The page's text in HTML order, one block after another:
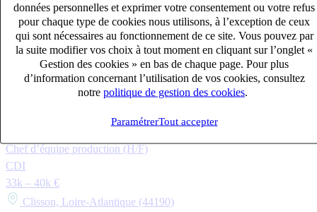
données personnelles et exprimer votre consentement ou votre refus
pour chaque type de cookies nous utilisons, à l’exception de ceux
qui sont nécessaires au fonctionnement de ce site. Vous pouvez par
la suite modifier vos choix à tout moment en cliquant sur l’onglet «
Gestion des cookies » en bas de chaque page. Pour plus
d’information concernant l’utilisation de vos cookies, consultez
notre politique de gestion des cookies
ParamétrerTout accepter
Chef d’équipe production (H/F)
CDI
33k – 40k €
Clisson, Loire-Atlantique (44190)